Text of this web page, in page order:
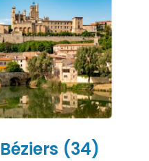
(34)